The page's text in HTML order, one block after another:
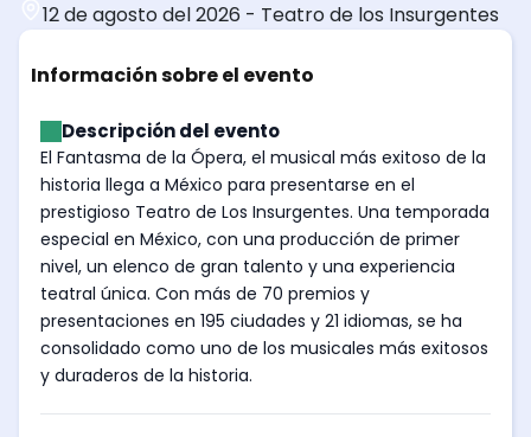
12 de agosto del 2026 - Teatro de los Insurgentes
Información sobre el evento
Descripción del evento
El Fantasma de la Ópera, el musical más exitoso de la
historia llega a México para presentarse en el
prestigioso Teatro de Los Insurgentes. Una temporada
especial en México, con una producción de primer
nivel, un elenco de gran talento y una experiencia
teatral única. Con más de 70 premios y
presentaciones en 195 ciudades y 21 idiomas, se ha
consolidado como uno de los musicales más exitosos
y duraderos de la historia.